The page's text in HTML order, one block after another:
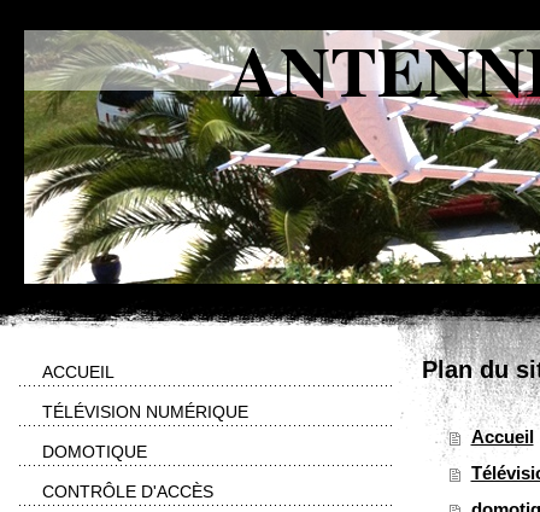
Plan du
Accueil
ACCUEIL
TÉLÉVISION NUMÉRIQUE
DOMOTIQUE
CONTRÔLE D'ACCÈS